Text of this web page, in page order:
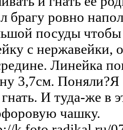
брагу ровно
посуды
с нержавейки,
Линейка
3,7см.
И туда-же в
чашку.